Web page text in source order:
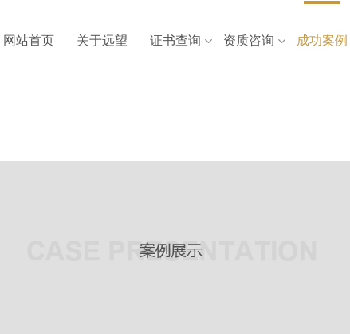
网站首页 关于远望 证书查询 资质咨询 成功案例